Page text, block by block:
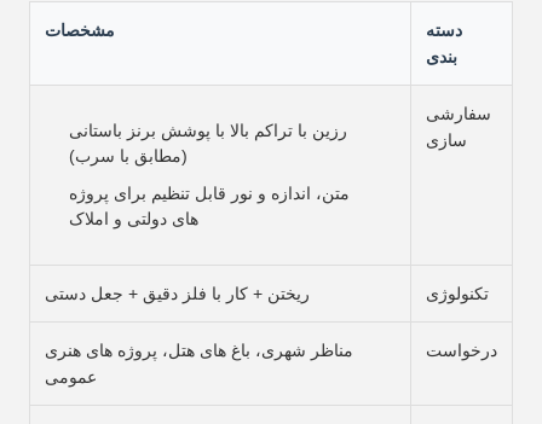
دسته
بندی
مشخصات
سفارشی
سازی
رزین با تراکم بالا با پوشش برنز باستانی
(مطابق با سرب)
متن، اندازه و نور قابل تنظیم برای پروژه
های دولتی و املاک
تکنولوژی ریختن + کار با فلز دقیق + جعل دستی
درخواست
مناظر شهری، باغ های هتل، پروژه های هنری
عمومی